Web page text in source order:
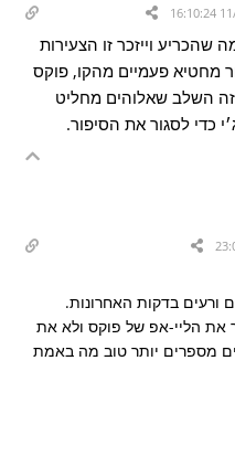
וייזכר זו הצעירות
מחטיא פעמיים מהקו, פוקס
השלב שאלוהים מחליט
כדי לסגור את הסיפור.
ורעים בדקות האחרונות.
את הליי-אפ של פוקס ולא את
מספרים יותר טוב מה באמת